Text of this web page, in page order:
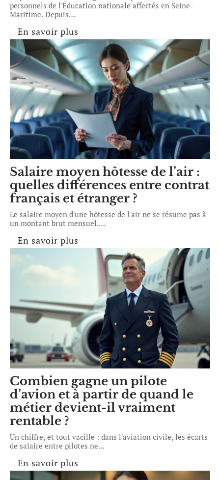
personnels de l'Éducation nationale affectés en Seine-
Maritime. Depuis…
En savoir plus
Salaire moyen hôtesse de l’air :
quelles différences entre contrat
français et étranger ?
Le salaire moyen d'une hôtesse de l'air ne se résume pas à
un montant brut mensuel.…
En savoir plus
Combien gagne un pilote
d’avion et à partir de quand le
métier devient-il vraiment
rentable ?
Un chiffre, et tout vacille : dans l'aviation civile, les écarts
de salaire entre pilotes ne…
En savoir plus